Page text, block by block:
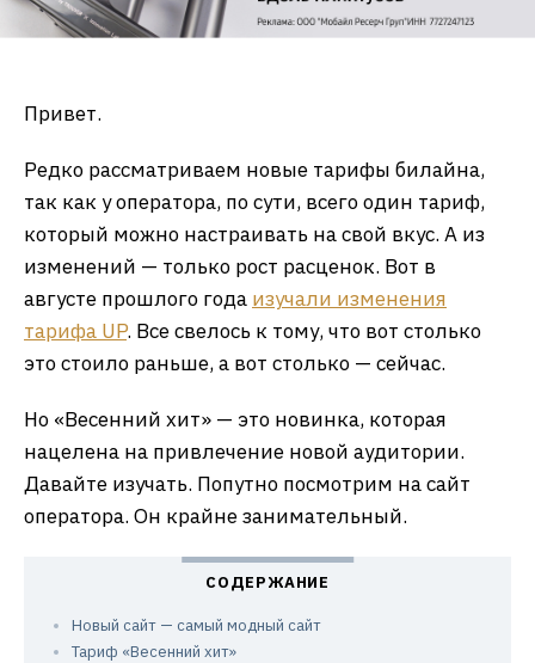
Привет.
Редко рассматриваем новые тарифы билайна,
так как у оператора, по сути, всего один тариф,
который можно настраивать на свой вкус. А из
изменений — только рост расценок. Вот в
августе прошлого года изучали изменения
тарифа UP. Все свелось к тому, что вот столько
это стоило раньше, а вот столько — сейчас.
Но «Весенний хит» — это новинка, которая
нацелена на привлечение новой аудитории.
Давайте изучать. Попутно посмотрим на сайт
оператора. Он крайне занимательный.
Новый сайт — самый модный сайт
Тариф «Весенний хит»